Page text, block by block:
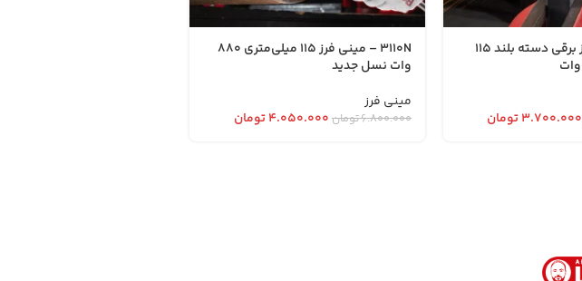
3151 – مینی فرز برقی دسته بلند 115
۳.۷۰۰.۰۰۰تومان
3110N – مینی فرز 115 میلی‌متری 880
وات نسل جدید
مینی فرز
۶.۸۰۰.۰۰۰تومان ۴.۰۵۰.۰۰۰تومان